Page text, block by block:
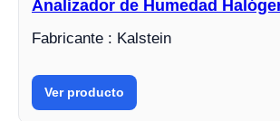
Analizador de Humedad
Fabricante : Kalstein
Ver producto